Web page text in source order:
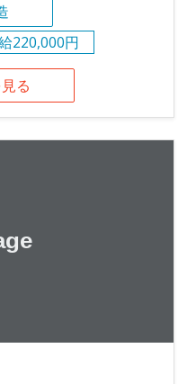
220,000円
る